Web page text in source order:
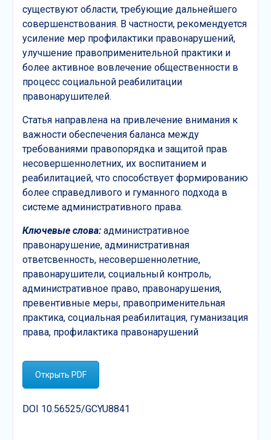
существуют области, требующие дальнейшего
совершенствования. В частности, рекомендуется
усиление мер профилактики правонарушений,
улучшение правоприменительной практики и
более активное вовлечение общественности в
процесс социальной реабилитации
правонарушителей.
Статья направлена на привлечение внимания к
важности обеспечения баланса между
требованиями правопорядка и защитой прав
несовершеннолетних, их воспитанием и
реабилитацией, что способствует формированию
более справедливого и гуманного подхода в
системе административного права.
Ключевые слова:административное
правонарушение, административная
ответсвенность, несовершеннолетние,
правонарушители, социальный контроль,
административное право, правонарушения,
превентивные меры, правоприменительная
практика, социальная реабилитация, гуманизация
права, профилактика правонарушений
Открыть PDF
DOI 10.56525/GCYU8841